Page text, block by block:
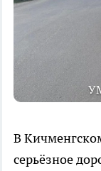
В
серьёзное